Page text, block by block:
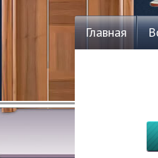
Главная